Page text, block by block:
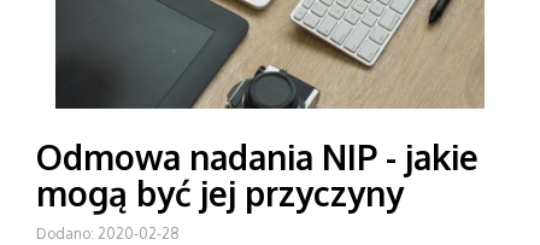
Odmowa nadania NIP - jakie
mogą być jej przyczyny
Dodano: 2020-02-28